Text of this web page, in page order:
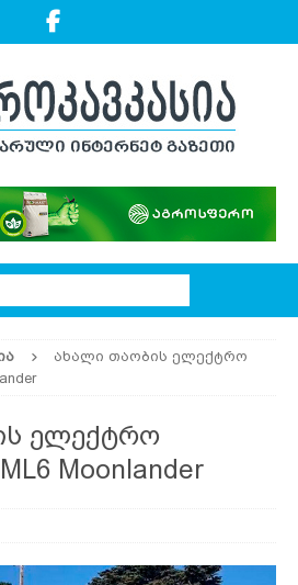
ახალი თაობის ელექტრო
ელექტრო
Moonlander